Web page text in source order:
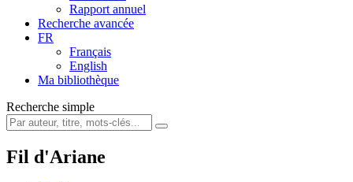
Rapport annuel
Recherche avancée
FR
Français
English
Ma bibliothèque
Recherche simple
Fil d'Ariane